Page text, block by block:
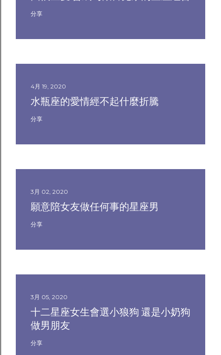
分享
4月 19, 2020
水瓶座的愛情經不起什麼折騰
分享
3月 02, 2020
願意陪女友做任何事的星座男
分享
3月 05, 2020
十二星座女生會選小狼狗 還是小奶狗
做男朋友
分享